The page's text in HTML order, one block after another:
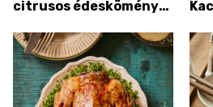
citrusos édeskömény-